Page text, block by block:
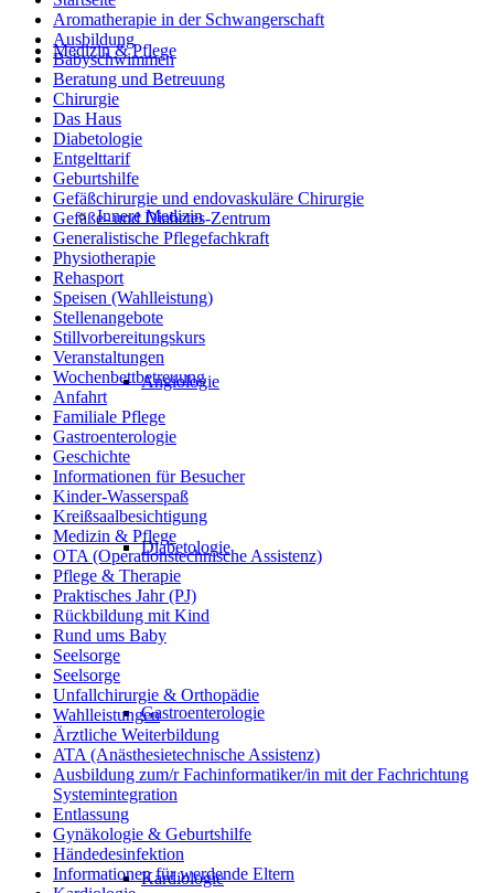
Medizin & Pflege
Innere Medizin
Angiologie
Diabetologie
Gastroenterologie
Kardiologie
Aromatherapie in der Schwangerschaft
Ausbildung
Babyschwimmen
Beratung und Betreuung
Chirurgie
Das Haus
Diabetologie
Entgelttarif
Geburtshilfe
Gefäßchirurgie und endovaskuläre Chirurgie
Gefäße- und Diabetes-Zentrum
Generalistische Pflegefachkraft
Physiotherapie
Rehasport
Speisen (Wahlleistung)
Stellenangebote
Stillvorbereitungskurs
Veranstaltungen
Wochenbettbetreuung
Anfahrt
Familiale Pflege
Gastroenterologie
Geschichte
Informationen für Besucher
Kinder-Wasserspaß
Kreißsaalbesichtigung
Medizin & Pflege
OTA (Operationstechnische Assistenz)
Pflege & Therapie
Praktisches Jahr (PJ)
Rückbildung mit Kind
Rund ums Baby
Seelsorge
Seelsorge
Unfallchirurgie & Orthopädie
Wahlleistungen
Ärztliche Weiterbildung
ATA (Anästhesietechnische Assistenz)
Ausbildung zum/r Fachinformatiker/in mit der Fachrichtung
Systemintegration
Entlassung
Gynäkologie & Geburtshilfe
Händedesinfektion
Informationen für werdende Eltern